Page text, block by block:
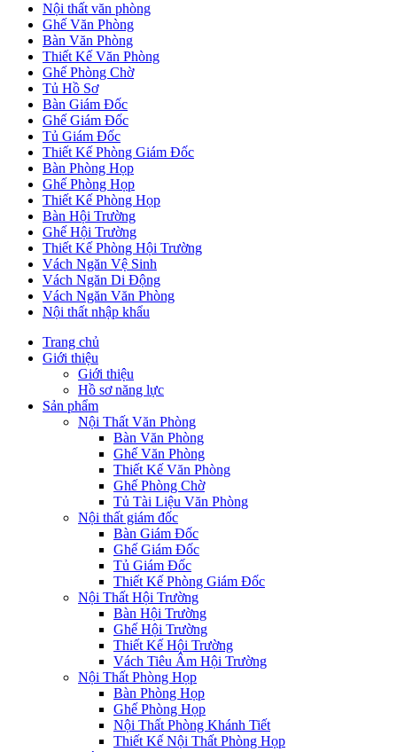
Nội thất văn phòng
Ghế Văn Phòng
Bàn Văn Phòng
Thiết Kế Văn Phòng
Ghế Phòng Chờ
Tủ Hồ Sơ
Bàn Giám Đốc
Ghế Giám Đốc
Tủ Giám Đốc
Thiết Kế Phòng Giám Đốc
Bàn Phòng Họp
Ghế Phòng Họp
Thiết Kế Phòng Họp
Bàn Hội Trường
Ghế Hội Trường
Thiết Kế Phòng Hội Trường
Vách Ngăn Vệ Sinh
Vách Ngăn Di Động
Vách Ngăn Văn Phòng
Nội thất nhập khẩu
Trang chủ
Giới thiệu
Giới thiệu
Hồ sơ năng lực
Sản phẩm
Nội Thất Văn Phòng
Bàn Văn Phòng
Ghế Văn Phòng
Thiết Kế Văn Phòng
Ghế Phòng Chờ
Tủ Tài Liệu Văn Phòng
Nội thất giám đốc
Bàn Giám Đốc
Ghế Giám Đốc
Tủ Giám Đốc
Thiết Kế Phòng Giám Đốc
Nội Thất Hội Trường
Bàn Hội Trường
Ghế Hội Trường
Thiết Kế Hội Trường
Vách Tiêu Âm Hội Trường
Nội Thất Phòng Họp
Bàn Phòng Họp
Ghế Phòng Họp
Nội Thất Phòng Khánh Tiết
Thiết Kế Nội Thất Phòng Họp